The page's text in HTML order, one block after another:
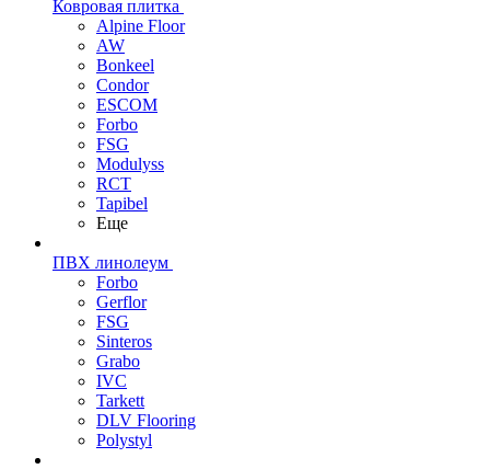
Ковровая плитка
Alpine Floor
AW
Bonkeel
Condor
ESCOM
Forbo
FSG
Modulyss
RCT
Tapibel
Еще
ПВХ линолеум
Forbo
Gerflor
FSG
Sinteros
Grabo
IVC
Tarkett
DLV Flooring
Polystyl